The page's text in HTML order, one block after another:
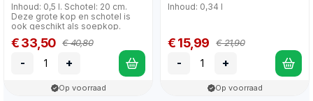
Inhoud: 0,5 l. Schotel: 20 cm.
Deze grote kop en schotel is
ook geschikt als soepkop.
€ 33,50 € 40,80
- +
Op voorraad
Inhoud: 0,34 l
€ 15,99 € 21,90
- +
Op voorraad